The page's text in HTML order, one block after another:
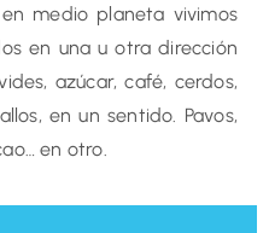
medio planeta vivimos
en una u otra dirección
azúcar, café, cerdos,
en un sentido. Pavos,
en otro.